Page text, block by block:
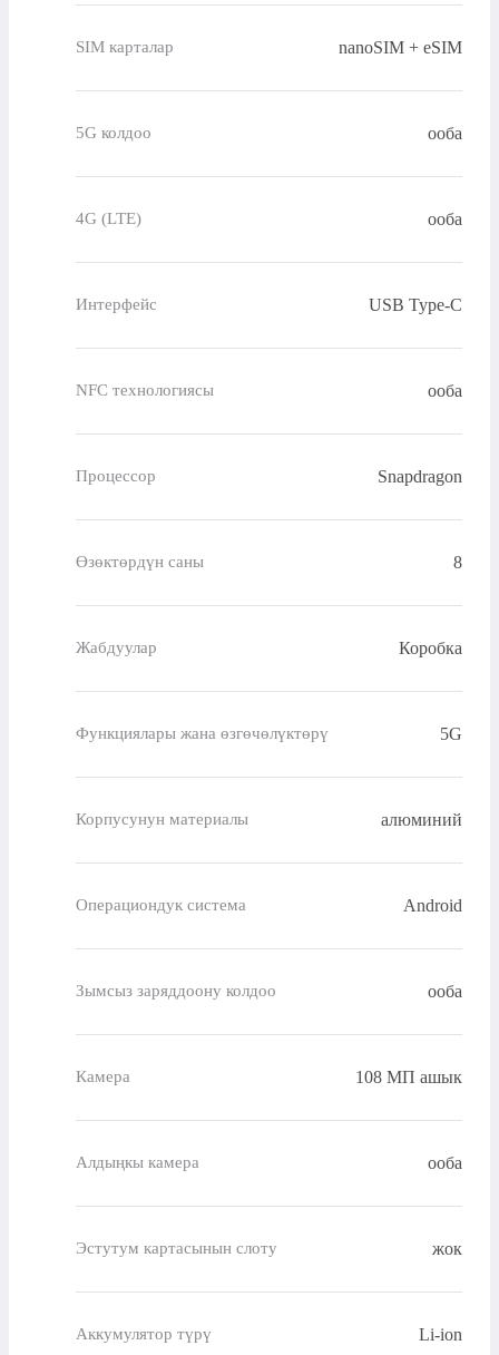
SIM карталар nanoSIM + eSIM
5G колдоо ооба
4G (LTE) ооба
Интерфейс USB Type-C
NFC технологиясы ооба
Процессор Snapdragon
Өзөктөрдүн саны 8
Жабдуулар Коробка
Функциялары жана өзгөчөлүктөрү 5G
Корпусунун материалы алюминий
Операциондук система Android
Зымсыз заряддоону колдоо ооба
Камера 108 МП ашык
Алдыңкы камера ооба
Эстутум картасынын слоту жок
Аккумулятор түрү Li-ion